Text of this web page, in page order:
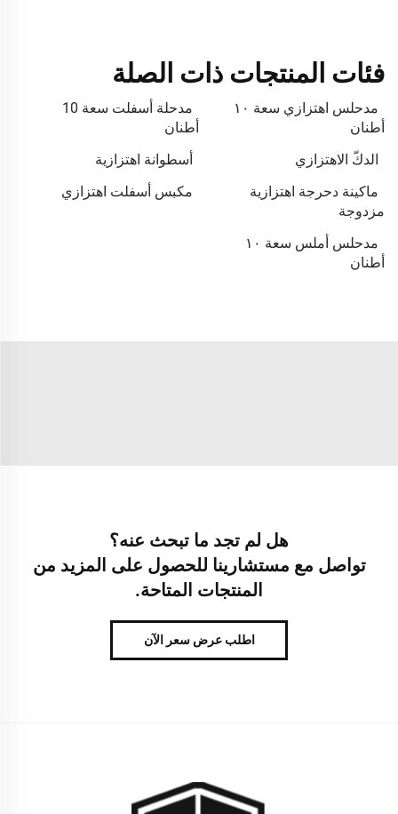
فئات المنتجات ذات الصلة
مدحلس اهتزازي سعة ١٠
أطنان
مدحلة أسفلت سعة 10
أطنان
الدكّ الاهتزازي
أسطوانة اهتزازية
ماكينة دحرجة اهتزازية
مزدوجة
مكبس أسفلت اهتزازي
مدحلس أملس سعة ١٠
أطنان
هل لم تجد ما تبحث عنه؟
تواصل مع مستشارينا للحصول على المزيد من
المنتجات المتاحة.
اطلب عرض سعر الآن